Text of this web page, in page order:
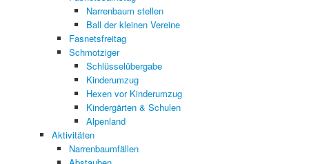
Narrenbaum stellen
Ball der kleinen Vereine
Fasnetsfreitag
Schmotziger
Schlüsselübergabe
Kinderumzug
Hexen vor Kinderumzug
Kindergärten & Schulen
Alpenland
Aktivitäten
Narrenbaumfällen